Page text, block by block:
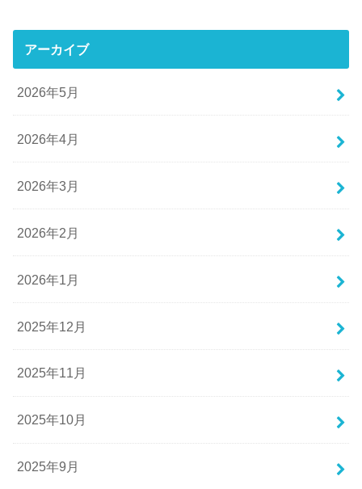
アーカイブ
2026年5月
2026年4月
2026年3月
2026年2月
2026年1月
2025年12月
2025年11月
2025年10月
2025年9月